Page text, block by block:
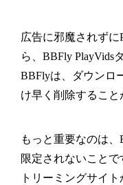
広告に邪魔されず
ら、BBFly PlayVids
BBFlyは、ダウンロ
け早く削除すること
もっと重要なのは
限定されないこと
トリーミングサイ